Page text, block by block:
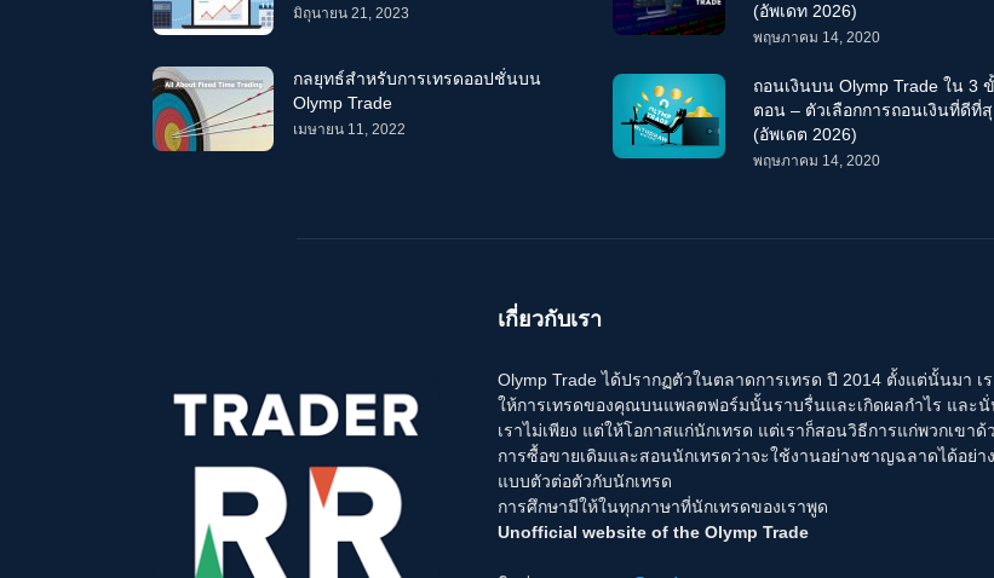
มิถุนายน 21, 2023
กลยุทธ์สำหรับการเทรดออปชั่นบน
Olymp Trade
เมษายน 11, 2022
(อัพเดท 2026)
พฤษภาคม 14, 2020
ถอนเงินบน Olymp Trade ใน 3
ตอน – ตัวเลือกการถอนเงินที่ดีที่
(อัพเดต 2026)
พฤษภาคม 14, 2020
เกี่ยวกับเรา
Olymp Trade ได้ปรากฏตัวในตลาดการเทรด ปี 2014 ตั้งแต่นั้นมา เ
ให้การเทรดของคุณบนแพลตฟอร์มนั้นราบรื่นและเกิดผลกำไร และนั่
เราไม่เพียง แต่ให้โอกาสแก่นักเทรด แต่เราก็สอนวิธีการแก่พวกเข
การซื้อขายเดิมและสอนนักเทรดว่าจะใช้งานอย่างชาญฉลาดได้อย่
แบบตัวต่อตัวกับนักเทรด
การศึกษามีให้ในทุกภาษาที่นักเทรดของเราพูด
Unofficial website of the Olymp Trade